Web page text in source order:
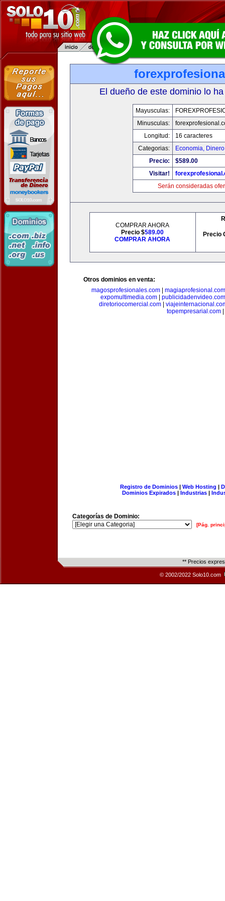
El dueño de este dominio lo
Mayusculas:
Minusculas:
Longitud:
16 caracteres
Categorias:
Economia,
Precio:
$589.00
Visitar!
Serán consideradas
COMPRAR AHORA
Precio $589.00
COMPRAR AHORA
Precio
Otros dominios en venta:
magosprofesionales.com
magiaprofesional.com
expomultimedia.com
publicidadenvideo.com
diretoriocomercial.com
topempresarial.com
Registro de Dominios| Web Hosting |
Dominios Expirados | Industrias |
Categorías de Dominio:
[Pág.
** Precios
© 2002/2022 Solo10.com